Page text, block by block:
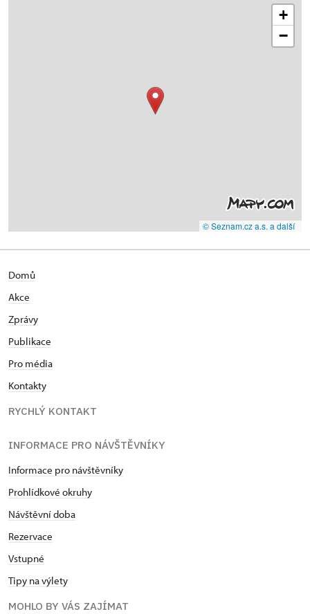
+
−
© Seznam.cz a.s. a další
Domů
Akce
Zprávy
Publikace
Pro média
Kontakty
RYCHLÝ KONTAKT
INFORMACE PRO NÁVŠTĚVNÍKY
Informace pro návštěvníky
Prohlídkové okruhy
Návštěvní doba
Rezervace
Vstupné
Tipy na výlety
MOHLO BY VÁS ZAJÍMAT